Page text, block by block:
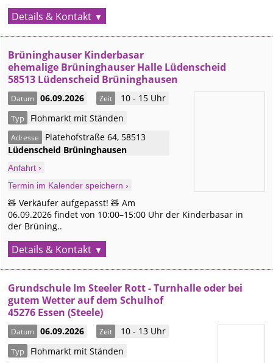
Details & Kontakt
Brüninghauser Kinderbasar
ehemalige Brüninghauser Halle Lüdenscheid
58513 Lüdenscheid Brüninghausen
Datum 06.09.2026 Zeit 10 - 15 Uhr
Typ Flohmarkt mit Ständen
Adresse Platehofstraße 64, 58513
Lüdenscheid Brüninghausen
Anfahrt ›
Termin im Kalender speichern ›
🧸 Verkäufer aufgepasst! 🧸 Am
06.09.2026 findet von 10:00–15:00 Uhr der Kinderbasar in
der Brüning..
Details & Kontakt
Grundschule Im Steeler Rott - Turnhalle oder bei
gutem Wetter auf dem Schulhof
45276 Essen (Steele)
Datum 06.09.2026 Zeit 10 - 13 Uhr
Typ Flohmarkt mit Ständen